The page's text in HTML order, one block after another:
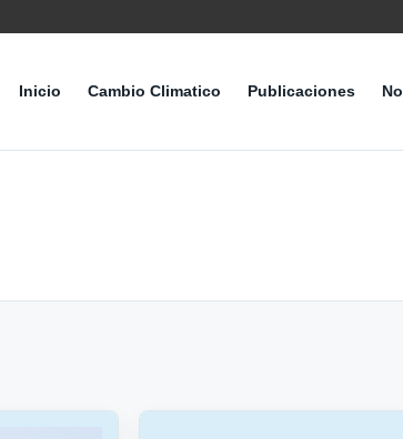
Inicio Cambio Climatico Publicaciones